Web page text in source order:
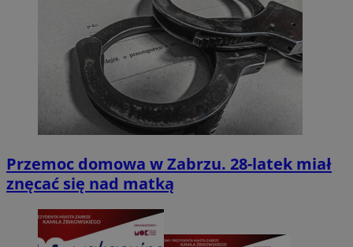
Przemoc domowa w Zabrzu. 28-latek miał
znęcać się nad matką